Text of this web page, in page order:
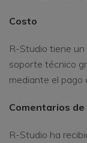
Costo
R-Studio tiene
soporte técnico
mediante el pago
Comentarios
R-Studio ha